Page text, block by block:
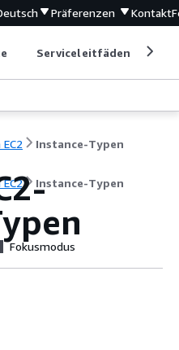
Präferenzen Kontakt
Serviceleitfäden
Instance-Typen
Instance-Typen
Fokusmodus